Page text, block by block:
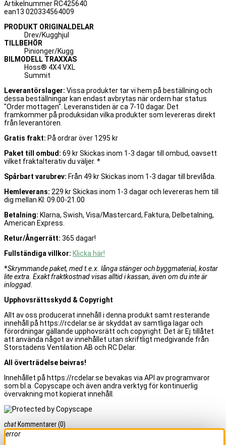
Artikelnummer RC425640
ean13 020334564009
PRODUKT ORIGINALDELAR
Drev/Kugghjul
TILLBEHÖR
Pinionger/Kugg
BILMODELL TRAXXAS
Hoss® 4X4 VXL
Summit
Leverantörslager: Vissa produkter tar vi hem på beställning och
dessa beställningar kan endast avbrytas när ordern har status
"Order mottagen". Leveranstiden är ca 7-10 dagar. Det
framkommer på produksidan vilka produkter som levereras direkt
från leverantören.
Gratis frakt: På ordrar över 1295 kr
Paket till ombud: 69 kr Skickas inom 1-3 dagar till ombud, oavsett
vilket fraktalterativ du väljer. *
Spårbart varubrev: Från 49 kr Skickas inom 1-3 dagar till brevlåda.
Hemleverans: 229 kr Skickas inom 1-3 dagar och levereras hem till
dig mellan Kl: 09.00-21.00
Betalning: Klarna, Swish, Visa/Mastercard, Faktura, Delbetalning,
American Express.
Retur/Ångerrätt: 365 dagar!
Fullständiga villkor: Klicka här!
*Skrymmande paket, med t.e.x. långa stänger och byggmaterial, kostar
lite extra. Exakt fraktkostnad visas alltid i kassan, även om du inte är
inloggad.
Upphovsrättsskydd & Copyright
Allt av oss producerat innehåll i denna produkt samt resterande
innehåll på https://rcdelar.se är skyddat av samtliga lagar och
förordningar gällande upphovsrätt och copyright. Det är Ej tillåtet
att använda något av innehållet utan skriftligt medgivande från
Storstadens Ventilation AB och RC Delar.
All överträdelse beivras!
Innehållet på https://rcdelar.se bevakas via API av programvaror
som bl.a. Copyscape och även andra verktyg för kontinuerlig
övervakning mot kopierat innehåll.
chat Kommentarer(0)
error